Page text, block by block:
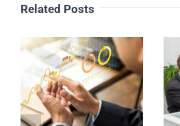
Related Posts